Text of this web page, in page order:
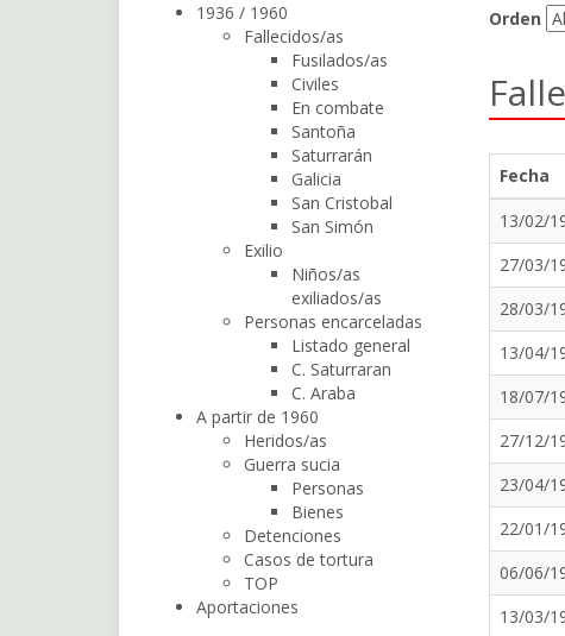
1936 / 1960
Fallecidos/as
Fusilados/as
Civiles
En combate
Santoña
Saturrarán
Galicia
San Cristobal
San Simón
Exilio
Niños/as
exiliados/as
Personas encarceladas
Listado general
C. Saturraran
C. Araba
A partir de 1960
Heridos/as
Guerra sucia
Personas
Bienes
Detenciones
Casos de tortura
TOP
Aportaciones
Orden
Fecha
13/02/
27/03/
28/03/
13/04/
18/07/
27/12/
23/04/
22/01/
06/06/
13/03/